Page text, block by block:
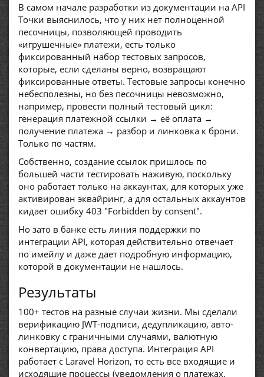
В самом начале разработки из документации на API
Точки выяснилось, что у них нет полноценной
песочницы, позволяющей проводить
«игрушечные» платежи, есть только
фиксированный набор тестовых запросов,
которые, если сделаны верно, возвращают
фиксированные ответы. Тестовые запросы конечно
небесполезны, но без песочницы невозможно,
например, провести полный тестовый цикл:
генерация платежной ссылки → её оплата →
получение платежа → разбор и линковка к брони.
Только по частям.
Собственно, создание ссылок пришлось по
большей части тестировать наживую, поскольку
оно работает только на аккаунтах, для которых уже
активирован эквайринг, а для остальных аккаунтов
кидает ошибку 403 "Forbidden by consent".
Но зато в банке есть линия поддержки по
интеграции API, которая действительно отвечает
по имейлу и даже дает подробную информацию,
которой в документации не нашлось.
Результаты
100+ тестов на разные случаи жизни. Мы сделали
верификацию JWT-подписи, дедупликацию, авто-
линковку с граничными случаями, валютную
конвертацию, права доступа. Интеграция API
работает с Laravel Horizon, то есть все входящие и
исходящие процессы (уведомления о платежах,